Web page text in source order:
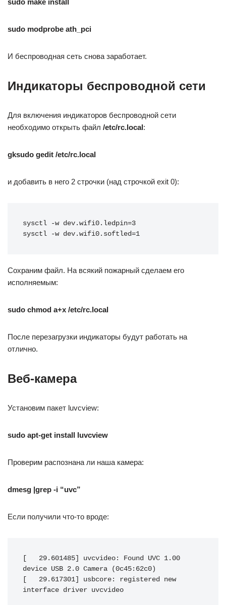
sudo make install
sudo modprobe ath_pci
И беспроводная сеть снова заработает.
Индикаторы беспроводной сети
Для включения индикаторов беспроводной сети
необходимо открыть файл /etc/rc.local:
gksudo gedit /etc/rc.local
и добавить в него 2 строчки (над строчкой exit 0):
sysctl -w dev.wifi0.ledpin=3
sysctl -w dev.wifi0.softled=1
Сохраним файл. На всякий пожарный сделаем его
исполняемым:
sudo chmod a+x /etc/rc.local
После перезагрузки индикаторы будут работать на
отлично.
Веб-камера
Установим пакет luvcview:
sudo apt-get install luvcview
Проверим распознана ли наша камера:
dmesg |grep -i “uvc”
Если получили что-то вроде:
[   29.601485] uvcvideo: Found UVC 1.00
device USB 2.0 Camera (0c45:62c0)
[   29.617301] usbcore: registered new
interface driver uvcvideo